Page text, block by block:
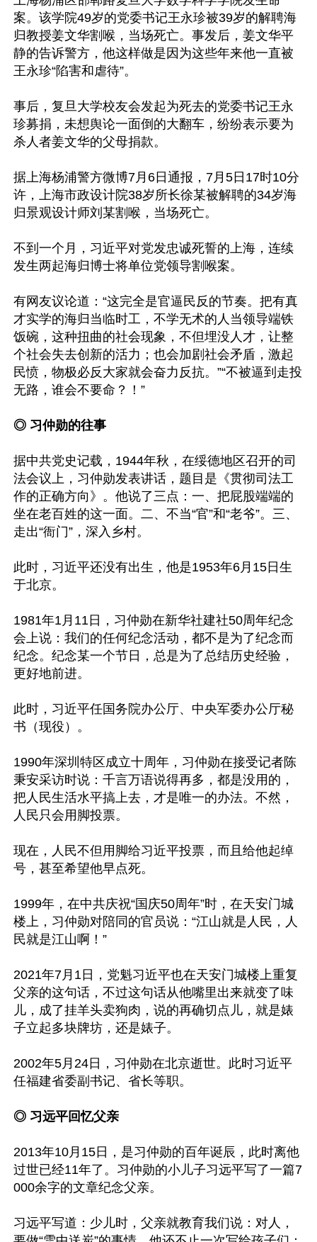
案。该学院49岁的党委书记王永珍被39岁的解聘海
归教授姜文华割喉，当场死亡。事发后，姜文华平
静的告诉警方，他这样做是因为这些年来他一直被
王永珍“陷害和虐待”。
事后，复旦大学校友会发起为死去的党委书记王永
珍募捐，未想舆论一面倒的大翻车，纷纷表示要为
杀人者姜文华的父母捐款。
据上海杨浦警方微博7月6日通报，7月5日17时10分
许，上海市政设计院38岁所长徐某被解聘的34岁海
归景观设计师刘某割喉，当场死亡。
不到一个月，习近平对党发忠诚死誓的上海，连续
发生两起海归博士将单位党领导割喉案。
有网友议论道：“这完全是官逼民反的节奏。把有真
才实学的海归当临时工，不学无术的人当领导端铁
饭碗，这种扭曲的社会现象，不但埋没人才，让整
个社会失去创新的活力；也会加剧社会矛盾，激起
民愤，物极必反大家就会奋力反抗。”“不被逼到走投
无路，谁会不要命？！”
◎ 习仲勋的往事
据中共党史记载，1944年秋，在绥德地区召开的司
法会议上，习仲勋发表讲话，题目是《贯彻司法工
作的正确方向》。他说了三点：一、把屁股端端的
坐在老百姓的这一面。二、不当“官”和“老爷”。三、
走出“衙门”，深入乡村。
此时，习近平还没有出生，他是1953年6月15日生
于北京。
1981年1月11日，习仲勋在新华社建社50周年纪念
会上说：我们的任何纪念活动，都不是为了纪念而
纪念。纪念某一个节日，总是为了总结历史经验，
更好地前进。
此时，习近平任国务院办公厅、中央军委办公厅秘
书（现役）。
1990年深圳特区成立十周年，习仲勋在接受记者陈
秉安采访时说：千言万语说得再多，都是没用的，
把人民生活水平搞上去，才是唯一的办法。不然，
人民只会用脚投票。
现在，人民不但用脚给习近平投票，而且给他起绰
号，甚至希望他早点死。
1999年，在中共庆祝“国庆50周年”时，在天安门城
楼上，习仲勋对陪同的官员说：“江山就是人民，人
民就是江山啊！”
2021年7月1日，党魁习近平也在天安门城楼上重复
父亲的这句话，不过这句话从他嘴里出来就变了味
儿，成了挂羊头卖狗肉，说的再确切点儿，就是婊
子立起多块牌坊，还是婊子。
2002年5月24日，习仲勋在北京逝世。此时习近平
任福建省委副书记、省长等职。
◎ 习远平回忆父亲
2013年10月15日，是习仲勋的百年诞辰，此时离他
过世已经11年了。习仲勋的小儿子习远平写了一篇7
000余字的文章纪念父亲。
习远平写道：少儿时，父亲就教育我们说：对人，